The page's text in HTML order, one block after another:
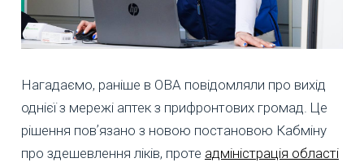
Нагадаємо, раніше в ОВА повідомляли про вихід
однієї з мережі аптек з прифронтових громад. Це
рішення повʼязано з новою постановою Кабміну
про здешевлення ліків, проте адміністрація області